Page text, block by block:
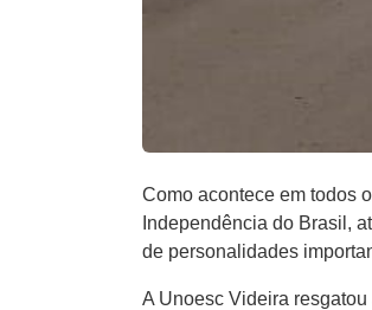
Como acontece em todos
Independência do Brasil,
de personalidades
A Unoesc Videira